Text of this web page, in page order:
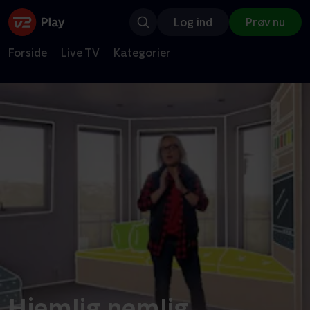
Log ind Prøv nu
Forside Live TV Kategorier